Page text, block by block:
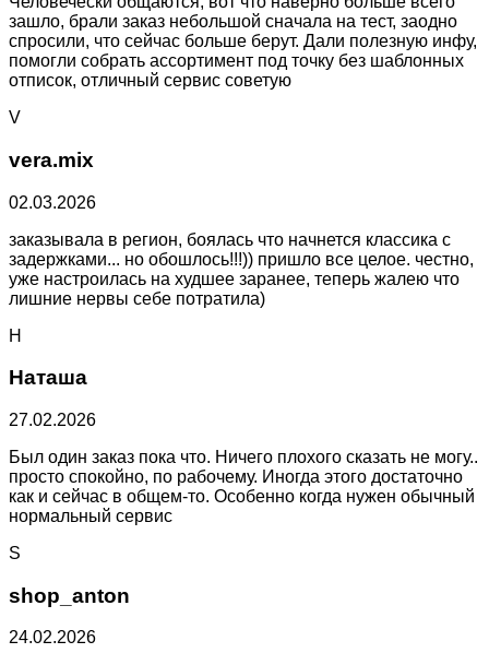
зашло, брали заказ небольшой сначала на тест, заодно
спросили, что сейчас больше берут. Дали полезную инфу,
помогли собрать ассортимент под точку без шаблонных
отписок, отличный сервис советую
V
vera.mix
02.03.2026
заказывала в регион, боялась что начнется классика с
задержками... но обошлось!!!)) пришло все целое. честно,
уже настроилась на худшее заранее, теперь жалею что
лишние нервы себе потратила)
Н
Наташа
27.02.2026
Был один заказ пока что. Ничего плохого сказать не могу..
просто спокойно, по рабочему. Иногда этого достаточно
как и сейчас в общем-то. Особенно когда нужен обычный
нормальный сервис
S
shop_anton
24.02.2026